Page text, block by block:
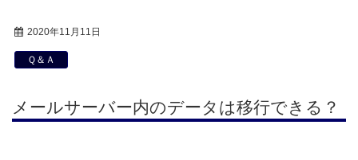
2020年11月11日
Ｑ＆Ａ
メールサーバー内のデータは移行できる？